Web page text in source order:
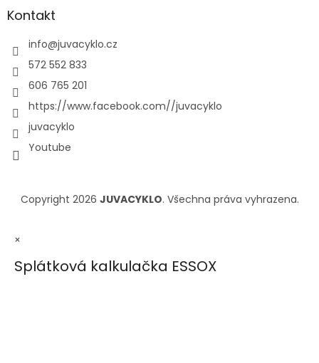
Kontakt
info@juvacyklo.cz
572 552 833
606 765 201
https://www.facebook.com//juvacyklo
juvacyklo
Youtube
Copyright 2026 JUVACYKLO. Všechna práva vyhrazena.
×
Splátková kalkulačka ESSOX